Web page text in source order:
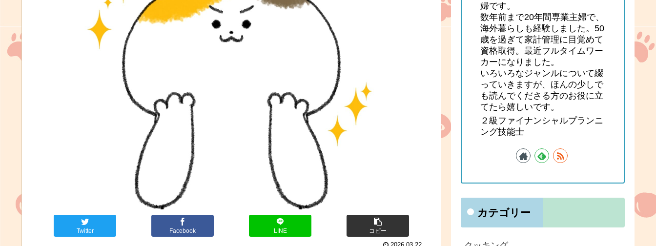
Twitter Facebook LINE コピー
婦です。
数年前まで20年間専業主婦で、
海外暮らしも経験しました。50
歳を過ぎて家計管理に目覚めて
資格取得。最近フルタイムワー
カーになりました。
いろいろなジャンルについて綴
っていきますが、ほんの少しで
も読んでくださる方のお役に立
てたら嬉しいです。
２級ファイナンシャルプランニ
ング技能士
カテゴリー